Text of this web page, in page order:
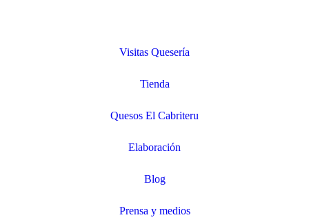
Visitas Quesería
Tienda
Quesos El Cabriteru
Elaboración
Blog
Prensa y medios